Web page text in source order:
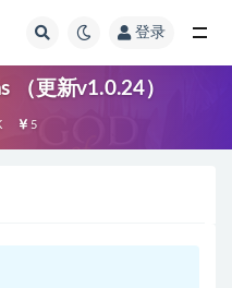
登录
（更新v1.0.24）
5